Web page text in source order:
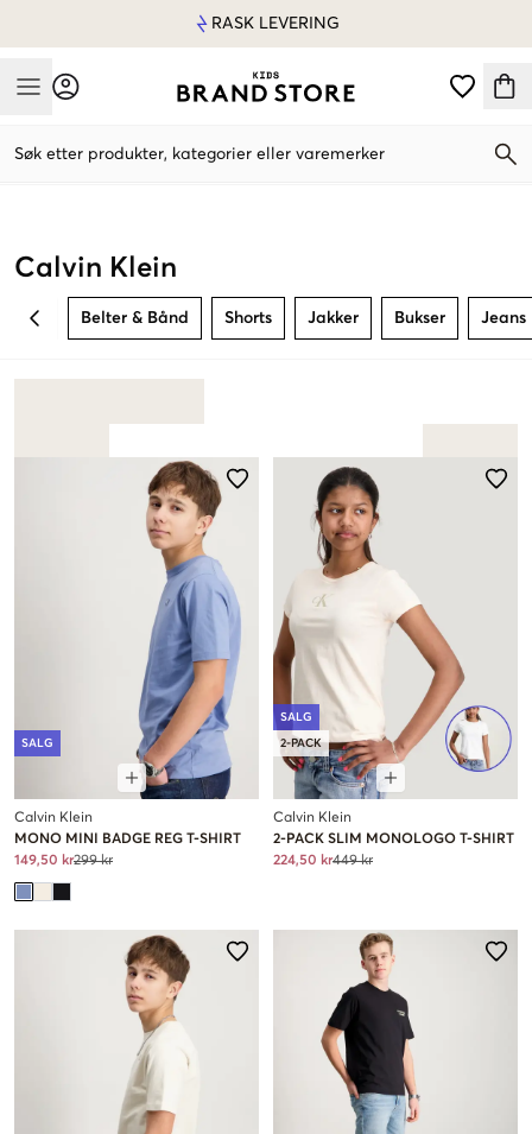
RASK LEVERING
Mobile Menu
Søk etter produkter, kategorier eller varemerker
Calvin Klein
BACK Belter & Bånd Shorts Jakker Bukser Jeans
SALG
Calvin Klein
MONO MINI BADGE REG T-SHIRT
149,50 kr299 kr
SALG
2-PACK
Calvin Klein
2-PACK SLIM MONOLOGO T-SHIRT
224,50 kr449 kr